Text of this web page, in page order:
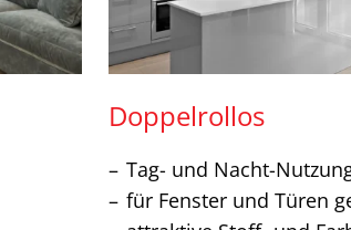
Doppelrollos
Tag- und Nacht-
für Fenster und Türen